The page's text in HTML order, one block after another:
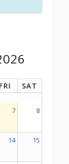
FRI SAT
7 8
14 15